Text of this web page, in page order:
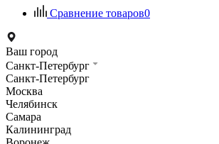
Сравнение товаров0
Ваш город
Санкт-Петербург
Санкт-Петербург
Москва
Челябинск
Самара
Калининград